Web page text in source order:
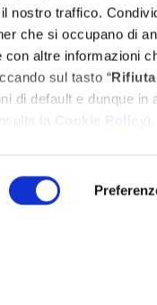
nostro traffico.
che si occupano di
con altre informazioni
sul tasto “
di default e dunque
la